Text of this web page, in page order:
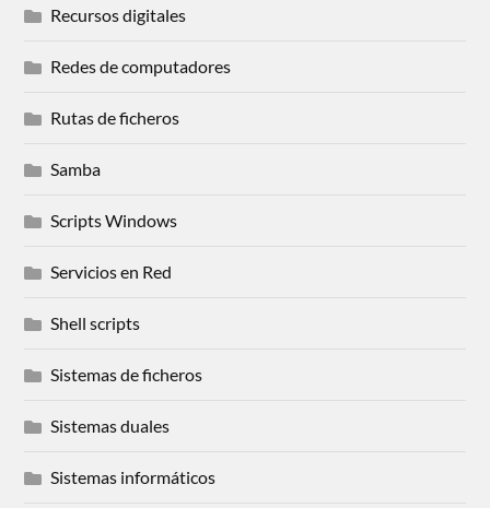
Recursos digitales
Redes de computadores
Rutas de ficheros
Samba
Scripts Windows
Servicios en Red
Shell scripts
Sistemas de ficheros
Sistemas duales
Sistemas informáticos